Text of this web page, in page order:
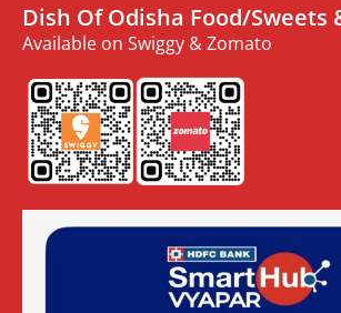
Dish Of Odisha Food/Sweets
Available on Swiggy & Zomato